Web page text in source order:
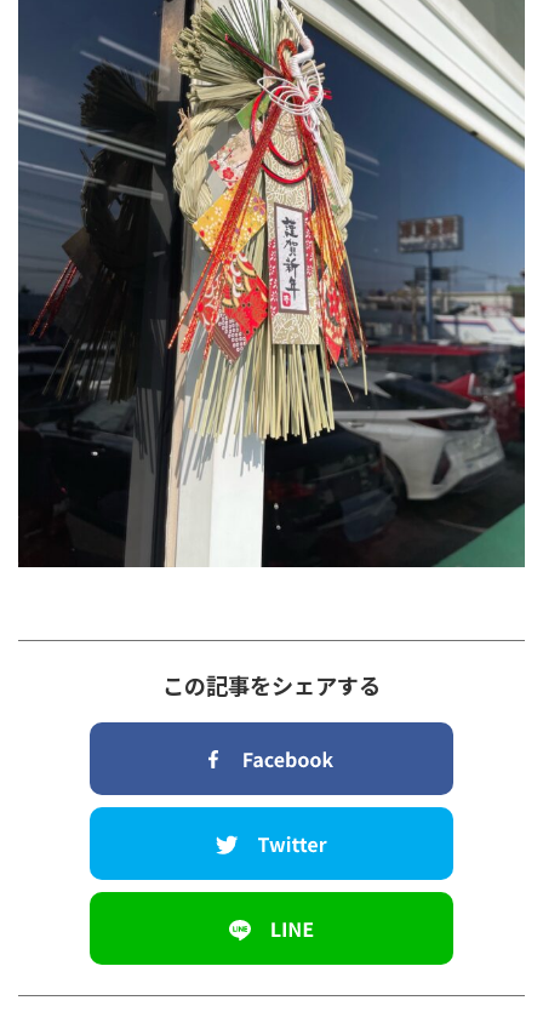
この記事をシェアする